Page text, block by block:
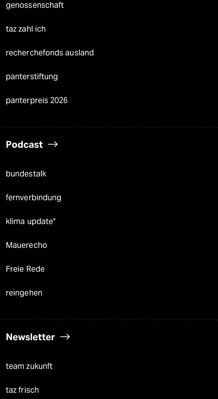
genossenschaft
taz zahl ich
recherchefonds ausland
panterstiftung
panterpreis 2026
Podcast
bundestalk
fernverbindung
klima update°
Mauerecho
Freie Rede
reingehen
Newsletter
team zukunft
taz frisch